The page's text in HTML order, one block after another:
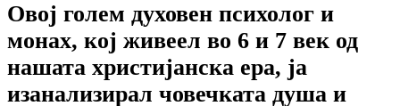
Овој голем духовен психолог и
монах, кој живеел во 6 и 7 век од
нашата христијанска ера, ја
изанализирал човечката душа и